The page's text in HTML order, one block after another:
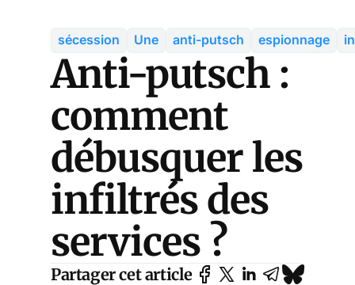
sécession Une anti-putsch espionnage
Anti-putsch :
comment
débusquer les
infiltrés des
services ?
Partager cet article